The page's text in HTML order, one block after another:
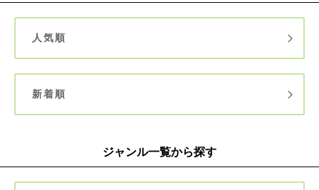
人気順
新着順
ジャンル一覧から探す